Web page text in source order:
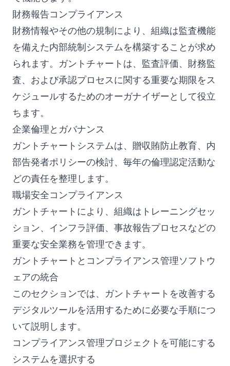
財務報告コンプライアンス
財務情報やその他の規制により、組織は監査機能
を備えた内部統制システムを構築することが求め
られます。ガントチャートは、監査評価、財務監
査、および承認プロセスに関する重要な期限をス
ケジュールするためのオーガナイザーとして役立
ちます。
企業倫理とガバナンス
ガントチャートシステムは、贈収賄防止教育、内
部告発者ポリシーの検討、毎年の倫理認定活動な
どの責任を整理します。
職場安全コンプライアンス
ガントチャートにより、組織はトレーニングセッ
ション、インフラ評価、事故報告プロセスなどの
重要な安全業務を管理できます。
ガントチャートとコンプライアンス管理ソフトウ
ェアの統合
このセクションでは、ガントチャートを改善する
デジタルツールを活用するために必要な手順につ
いて説明します。
コンプライアンス管理プロジェクトを可能にする
システムを選択する